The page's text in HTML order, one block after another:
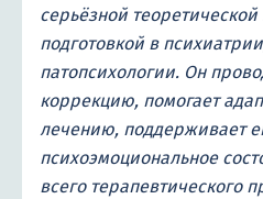
серьёзной
подготовкой в
патопсихологии. Он
коррекцию, помогает
лечению, поддерживает
психоэмоциональное
всего терапевтического